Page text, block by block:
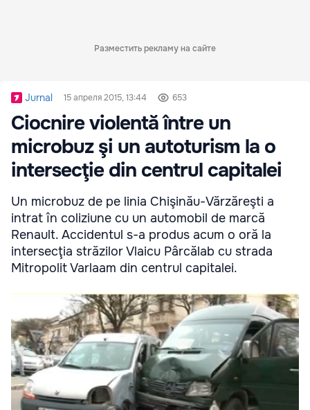
Разместить рекламу на сайте
Jurnal 15 апреля 2015, 13:44 653
Ciocnire violentă între un
microbuz şi un autoturism la o
intersecţie din centrul capitalei
Un microbuz de pe linia Chişinău-Vărzăreşti a
intrat în coliziune cu un automobil de marcă
Renault. Accidentul s-a produs acum o oră la
intersecţia străzilor Vlaicu Pârcălab cu strada
Mitropolit Varlaam din centrul capitalei.